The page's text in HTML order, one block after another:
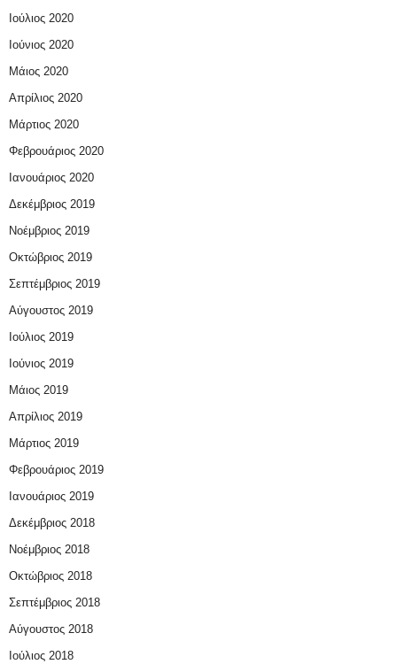
Ιούλιος 2020
Ιούνιος 2020
Μάιος 2020
Απρίλιος 2020
Μάρτιος 2020
Φεβρουάριος 2020
Ιανουάριος 2020
Δεκέμβριος 2019
Νοέμβριος 2019
Οκτώβριος 2019
Σεπτέμβριος 2019
Αύγουστος 2019
Ιούλιος 2019
Ιούνιος 2019
Μάιος 2019
Απρίλιος 2019
Μάρτιος 2019
Φεβρουάριος 2019
Ιανουάριος 2019
Δεκέμβριος 2018
Νοέμβριος 2018
Οκτώβριος 2018
Σεπτέμβριος 2018
Αύγουστος 2018
Ιούλιος 2018